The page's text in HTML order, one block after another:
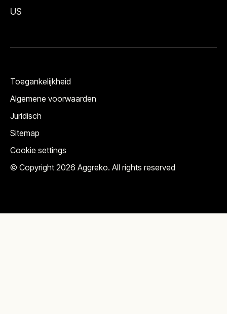
US
© Copyright 2026 Aggreko. All rights reserved
Toegankelijkheid
Algemene voorwaarden
Juridisch
Sitemap
Cookie settings